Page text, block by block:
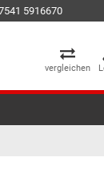
5916670
vergleichen